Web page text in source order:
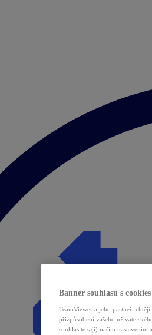
Banner souhlasu s cookies
TeamViewer a jeho partneři
přizpůsobení vašeho
souhlasíte s (i) naším